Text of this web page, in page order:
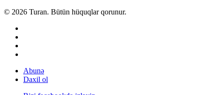
© 2026 Turan. Bütün hüquqlar qorunur.
Abunə
Daxil ol